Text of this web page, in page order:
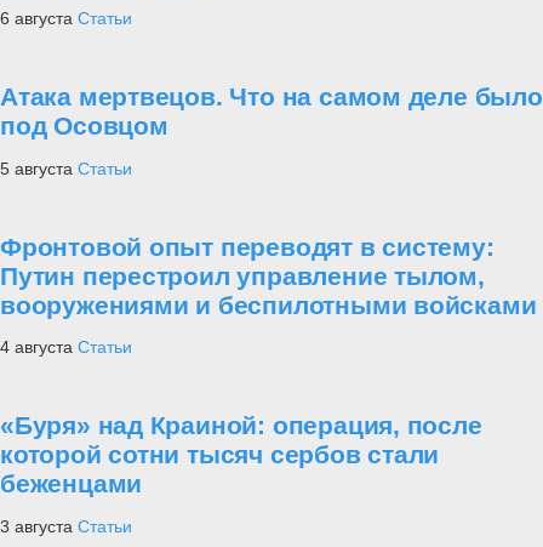
6 августа Статьи
Атака мертвецов. Что на самом деле было
под Осовцом
5 августа Статьи
Фронтовой опыт переводят в систему:
Путин перестроил управление тылом,
вооружениями и беспилотными войсками
4 августа Статьи
«Буря» над Краиной: операция, после
которой сотни тысяч сербов стали
беженцами
3 августа Статьи